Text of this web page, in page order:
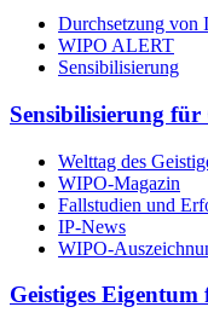
Durchsetzung von
WIPO ALERT
Sensibilisierung
Sensibilisierung für
Welttag des
WIPO-Magazin
Fallstudien und
IP-News
WIPO-
Geistiges